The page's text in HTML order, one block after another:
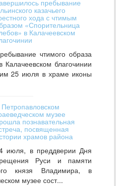
пребывание
казачьего
хода с чтимым
«Спорительница
в Калачеевском
чтимого образа
благочинии
25 июля в храме иконы
музее
познавательная
посвященная
храмов района
июля, в преддверии Дня
Руси и памяти
князя Владимира, в
музее сост...